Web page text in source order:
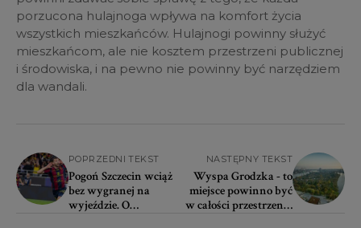
porzucona hulajnoga wpływa na komfort życia
wszystkich mieszkańców. Hulajnogi powinny służyć
mieszkańcom, ale nie kosztem przestrzeni publicznej
i środowiska, i na pewno nie powinny być narzędziem
dla wandali.
POPRZEDNI TEKST
Pogoń Szczecin wciąż
bez wygranej na
wyjeździe. O
NASTĘPNY TEKST
Wyspa Grodzka - to
miejsce powinno być
w całości przestrzenią